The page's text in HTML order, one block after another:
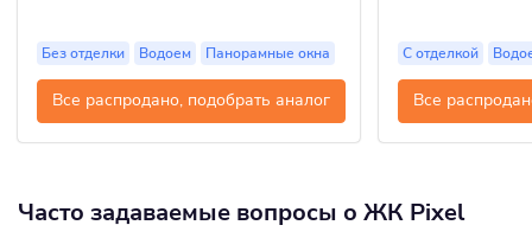
Без отделки Водоем Панорамные окна
Все распродано, подобрать аналог
С отделкой
Все
Часто задаваемые вопросы о ЖК Pixel